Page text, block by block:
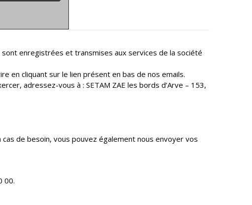
enregistrées et transmises aux services de la société
en cliquant sur le lien présent en bas de nos emails.
adressez-vous à : SETAM ZAE les bords d’Arve – 153,
de besoin, vous pouvez également nous envoyer vos
00.